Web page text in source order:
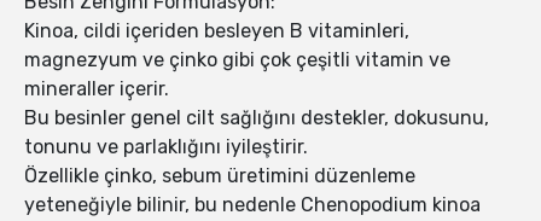
Kinoa, cildi içeriden besleyen B vitaminleri,
magnezyum ve çinko gibi çok çeşitli vitamin ve
mineraller içerir.
Bu besinler genel cilt sağlığını destekler, dokusunu,
tonunu ve parlaklığını iyileştirir.
Özellikle çinko, sebum üretimini düzenleme
yeteneğiyle bilinir, bu nedenle Chenopodium kinoa